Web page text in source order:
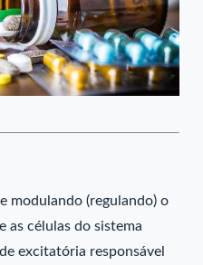
modulando (regulando) o
as células do sistema
excitatória responsável